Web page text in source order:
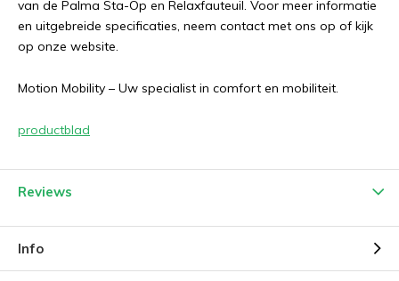
van de Palma Sta-Op en Relaxfauteuil. Voor meer informatie
en uitgebreide specificaties, neem contact met ons op of kijk
op onze website.
Motion Mobility – Uw specialist in comfort en mobiliteit.
productblad
Reviews
Info